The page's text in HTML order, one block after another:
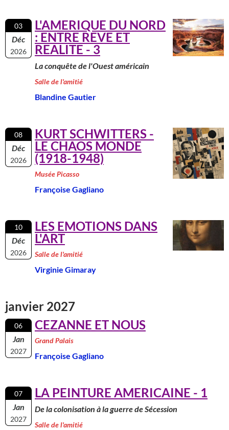
03
Déc
2026
L'AMERIQUE DU NORD
: ENTRE REVE ET
REALITE - 3
La conquête de l'Ouest américain
Salle de l'amitié
Blandine Gautier
08
Déc
2026
KURT SCHWITTERS -
LE CHAOS MONDE
(1918-1948)
Musée Picasso
Françoise Gagliano
10
Déc
2026
LES EMOTIONS DANS
L'ART
Salle de l'amitié
Virginie Gimaray
janvier 2027
06
Jan
2027
CEZANNE ET NOUS
Grand Palais
Françoise Gagliano
07
Jan
2027
LA PEINTURE AMERICAINE - 1
De la colonisation à la guerre de Sécession
Salle de l'amitié